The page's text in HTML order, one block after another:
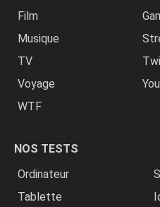
Film
Musique
TV
Voyage
WTF
NOS TESTS
Ordinateur
Tablette